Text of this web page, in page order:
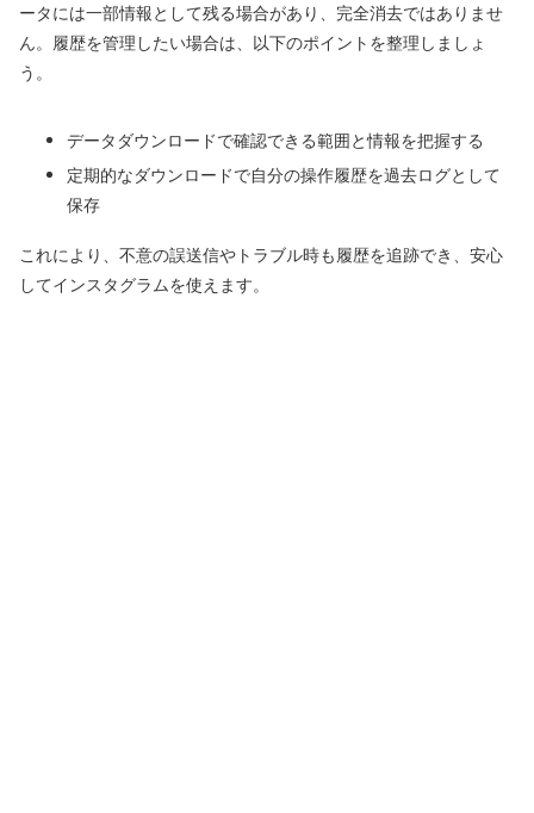
ータには一部情報として残る場合があり、完全消去ではありませ
ん。履歴を管理したい場合は、以下のポイントを整理しましょ
う。
データダウンロードで確認できる範囲と情報を把握する
定期的なダウンロードで自分の操作履歴を過去ログとして
保存
これにより、不意の誤送信やトラブル時も履歴を追跡でき、安心
してインスタグラムを使えます。